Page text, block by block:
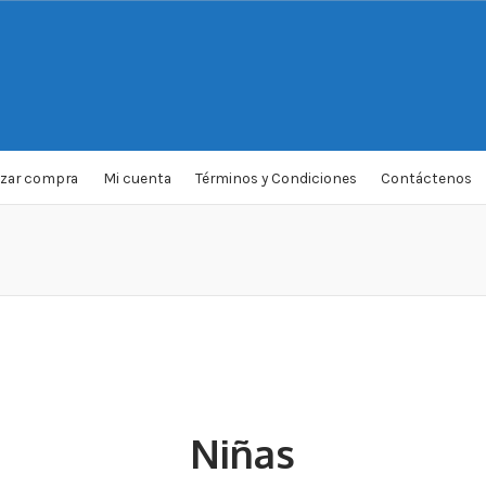
compra Mi cuenta Términos y Condiciones Contáctenos
Niñas